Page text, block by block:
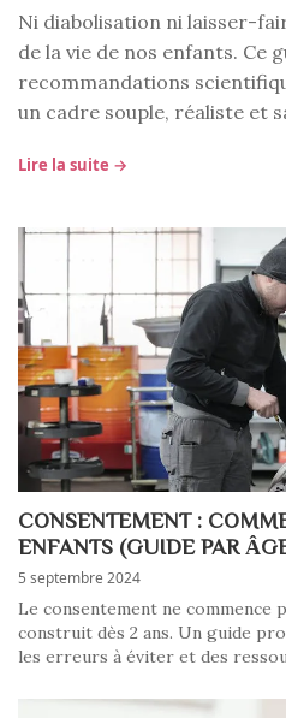
Ni diabolisation ni laisser-
de la vie de nos enfants. Ce
recommandations
un cadre souple, réaliste et
Lire la suite →
CONSENTEMENT :
ENFANTS (GUIDE PAR
5 septembre 2024
Le consentement ne commence
construit dès 2 ans. Un guide
les erreurs à éviter et des